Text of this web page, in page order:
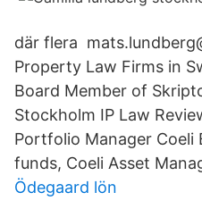
där flera
Property Law Firms in
Board Member of
Stockholm IP Law
Portfolio Manager Coeli
funds, Coeli Asset
Ödegaard lön